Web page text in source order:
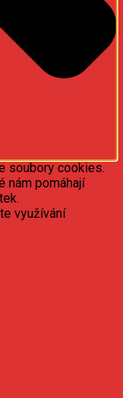
soubory cookies.
nám pomáhají
využívání